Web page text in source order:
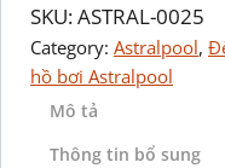
SKU:ASTRAL-0025
Category: Astralpool,
hồ bơi Astralpool
Mô tả
Thông tin bổ sung